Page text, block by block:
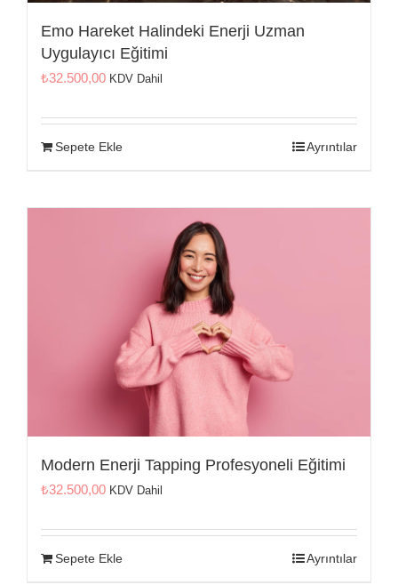
Emo Hareket Halindeki Enerji Uzman
Uygulayıcı Eğitimi
₺32.500,00 KDV Dahil
Sepete Ekle Ayrıntılar
Modern Enerji Tapping Profesyoneli Eğitimi
₺32.500,00 KDV Dahil
Sepete Ekle Ayrıntılar